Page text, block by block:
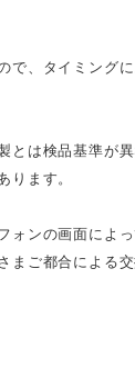
で、タイミング
とは検品基準が
ります。
ォンの画面によ
まご都合による